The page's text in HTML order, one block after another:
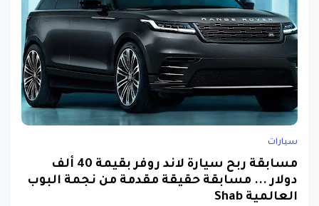
سيارات
مسابقة ربح سيارة لاند روفر بقيمة 40 ألف
دولار ... مسابقة حقيقة مقدمة من نجمة البوب
العالمية Shab